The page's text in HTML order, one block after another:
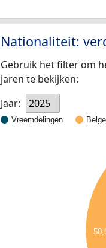
Nationaliteit:
Gebruik het filter om
jaren te bekijken:
Jaar:
2025
Vreemdelingen